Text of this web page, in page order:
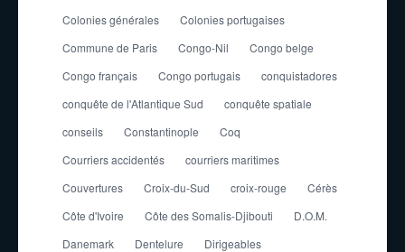
Colonies générales
Colonies portugaises
Commune de Paris
Congo-Nil
Congo belge
Congo français
Congo portugais
conquistadores
conquête de l'Atlantique Sud
conquête spatiale
conseils
Constantinople
Coq
Courriers accidentés
courriers maritimes
Couvertures
Croix-du-Sud croix-rouge
Cérès
Côte d'Ivoire
Côte des Somalis-Djibouti
D.O.M.
Danemark
Dentelure
Dirigeables